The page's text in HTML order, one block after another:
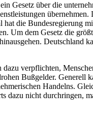
Gesetz über die
die Bundesregierung
Um dem Gesetz die
Deutschland
verpflichten,
Bußgelder.
Han­delns.
nicht durchringen,